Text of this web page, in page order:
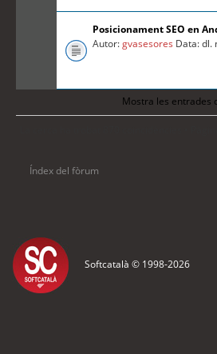
Posicionament SEO en
Autor:gvasesores Data: dl.
Mostra les entrades
Índex del fòrum
Softcatalà © 1998-2026